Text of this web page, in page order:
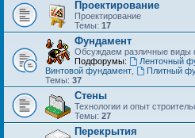
Проектирование
Проектирование
Темы: 17
Фундамент
Обсуждаем различные виды
Подфорумы:
Ленточный
Винтовой фундамент
Плитный
Темы: 37
Стены
Технологии и опыт
Темы: 27
Перекрытия